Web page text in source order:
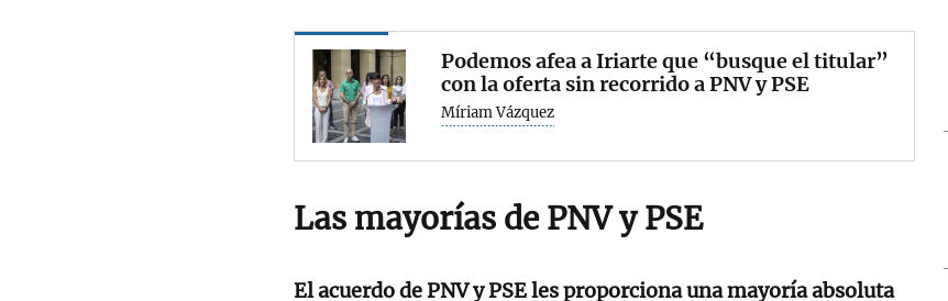
Podemos afea a Iriarte que “busque el titular”
con la oferta sin recorrido a PNV y PSE
Míriam Vázquez
Las mayorías de PNV y PSE
El acuerdo de PNV y PSE les proporciona una mayoría absoluta